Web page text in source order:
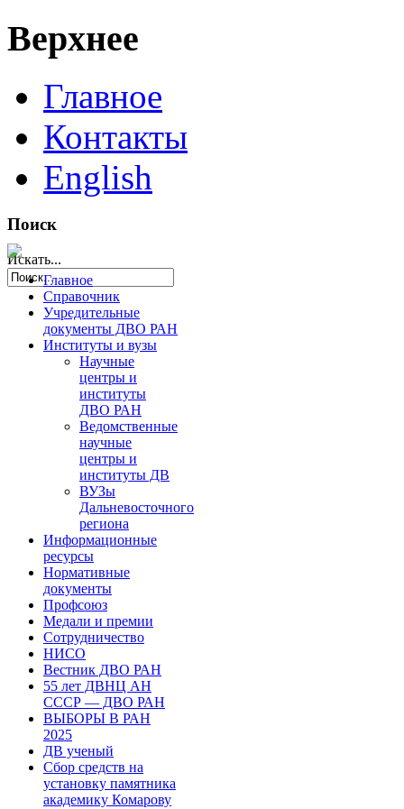
Верхнее
Главное
Контакты
English
Поиск
Искать...
Главное
Справочник
Учредительные
документы ДВО РАН
Институты и вузы
Научные
центры и
институты
ДВО РАН
Ведомственные
научные
центры и
институты ДВ
ВУЗы
Дальневосточного
региона
Информационные
ресурсы
Нормативные
документы
Профсоюз
Медали и премии
Сотрудничество
НИСО
Вестник ДВО РАН
55 лет ДВНЦ АН
СССР — ДВО РАН
ВЫБОРЫ В РАН
2025
ДВ ученый
Сбор средств на
установку памятника
академику Комарову